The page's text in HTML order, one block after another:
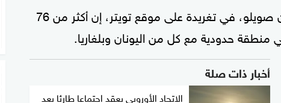
في غضون ذلك، قال وزير الداخلية التركي، سليمان صويلو، في تغريدة على موقع تويتر، إن أكثر من 76
منطقة حدودية مع كل من اليونان وبلغاريا.
أخبار ذات صلة
الاتحاد الأوروبي يعقد اجتماعا طارئا بعد